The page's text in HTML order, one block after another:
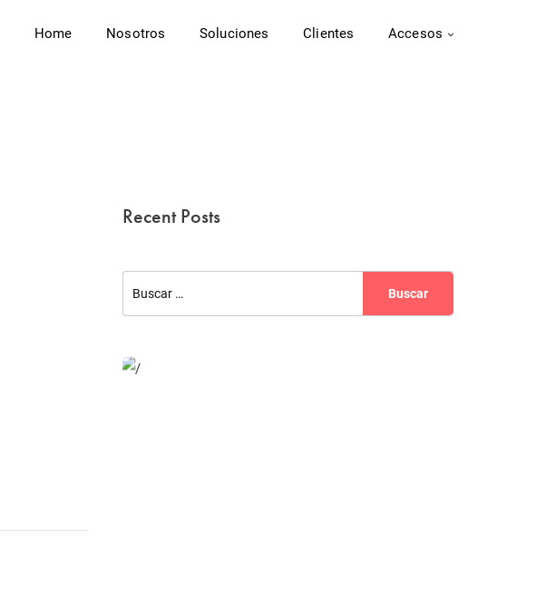
Home Nosotros Soluciones Clientes Accesos
Recent Posts